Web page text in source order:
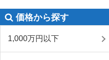
価格から探す
1,000万円以下